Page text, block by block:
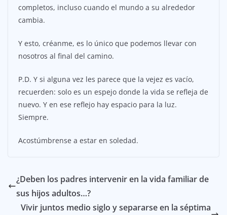
completos, incluso cuando el mundo a su alrededor
cambia.
Y esto, créanme, es lo único que podemos llevar con
nosotros al final del camino.
P.D. Y si alguna vez les parece que la vejez es vacío,
recuerden: solo es un espejo donde la vida se refleja de
nuevo. Y en ese reflejo hay espacio para la luz.
Siempre.
Acostúmbrense a estar en soledad.
¿Deben los padres intervenir en la vida familiar de
sus hijos adultos…?
Vivir juntos medio siglo y separarse en la séptima